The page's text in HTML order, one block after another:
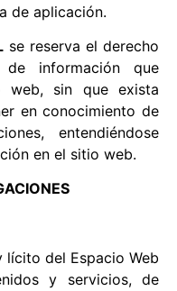
de aplicación.
se reserva el derecho
información que
web, sin que exista
en conocimiento de
entendiéndose
en el sitio web.
lícito del Espacio Web
y servicios, de